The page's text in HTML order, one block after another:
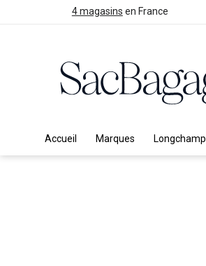
4 magasins en France
Accueil Marques Longchamp